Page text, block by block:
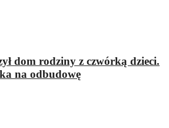
dom rodziny z czwórką dzieci.
na odbudowę